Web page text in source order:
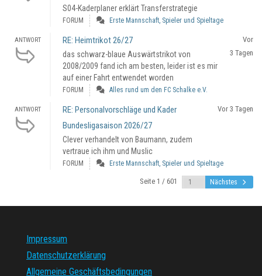
S04-Kaderplaner erklärt Transferstrategie
FORUM Erste Mannschaft, Spieler und Spieltage
ANTWORT RE: Heimtrikot 26/27
das schwarz-blaue Auswärtstrikot von
2008/2009 fand ich am besten, leider ist es mir
auf einer Fahrt entwendet worden
Vor
3 Tagen
FORUM Alles rund um den FC Schalke e.V.
ANTWORT
RE: Personalvorschläge und Kader
Bundesligasaison 2026/27
Clever verhandelt von Baumann, zudem
vertraue ich ihm und Muslic
Vor 3 Tagen
FORUM Erste Mannschaft, Spieler und Spieltage
Seite 1 / 601 Nächstes
Impressum
Datenschutzerklärung
Allgemeine Geschäftsbedingungen